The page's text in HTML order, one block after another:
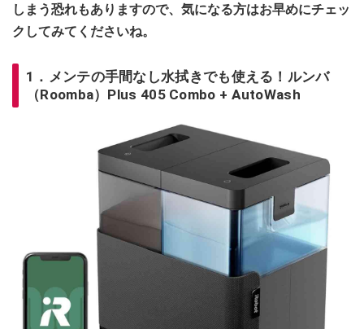
しまう恐れもありますので、気になる方はお早めにチェッ
クしてみてくださいね。
1．メンテの手間なし水拭きでも使える！ルンバ
（Roomba）Plus 405 Combo + AutoWash